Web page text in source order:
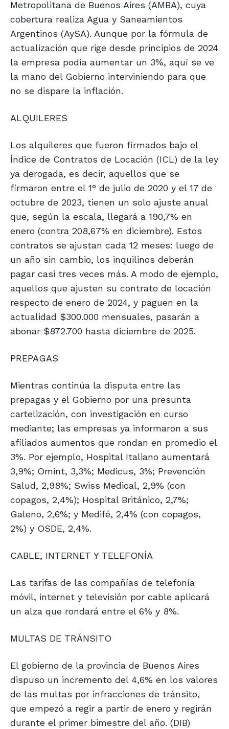
Metropolitana de Buenos Aires (AMBA), cuya
cobertura realiza Agua y Saneamientos
Argentinos (AySA). Aunque por la fórmula de
actualización que rige desde principios de 2024
la empresa podía aumentar un 3%, aquí se ve
la mano del Gobierno interviniendo para que
no se dispare la inflación.
ALQUILERES
Los alquileres que fueron firmados bajo el
Índice de Contratos de Locación (ICL) de la ley
ya derogada, es decir, aquellos que se
firmaron entre el 1° de julio de 2020 y el 17 de
octubre de 2023, tienen un solo ajuste anual
que, según la escala, llegará a 190,7% en
enero (contra 208,67% en diciembre). Estos
contratos se ajustan cada 12 meses: luego de
un año sin cambio, los inquilinos deberán
pagar casi tres veces más. A modo de ejemplo,
aquellos que ajusten su contrato de locación
respecto de enero de 2024, y paguen en la
actualidad $300.000 mensuales, pasarán a
abonar $872.700 hasta diciembre de 2025.
PREPAGAS
Mientras continúa la disputa entre las
prepagas y el Gobierno por una presunta
cartelización, con investigación en curso
mediante; las empresas ya informaron a sus
afiliados aumentos que rondan en promedio el
3%. Por ejemplo, Hospital Italiano aumentará
3,9%; Omint, 3,3%; Medicus, 3%; Prevención
Salud, 2,98%; Swiss Medical, 2,9% (con
copagos, 2,4%); Hospital Británico, 2,7%;
Galeno, 2,6%; y Medifé, 2,4% (con copagos,
2%) y OSDE, 2,4%.
CABLE, INTERNET Y TELEFONÍA
Las tarifas de las compañías de telefonía
móvil, internet y televisión por cable aplicará
un alza que rondará entre el 6% y 8%.
MULTAS DE TRÁNSITO
El gobierno de la provincia de Buenos Aires
dispuso un incremento del 4,6% en los valores
de las multas por infracciones de tránsito,
que empezó a regir a partir de enero y regirán
durante el primer bimestre del año. (DIB)